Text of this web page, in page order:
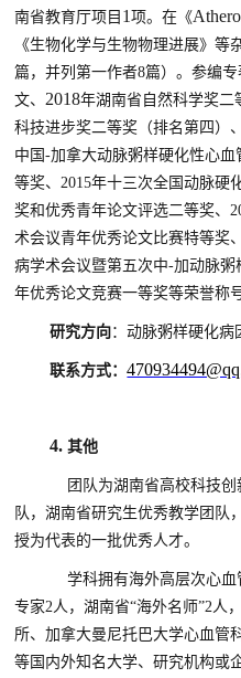
南省教育厅项目 1项。在 《
《生物化学与生物物理进展》等
篇，并列第一作者8篇）。参编专
文、 2018年湖南省自然科学奖二
科技进步奖二等奖（排名第四）
中国-加拿大动脉粥样硬化性心
等奖、 2015年十三次全国动脉硬
奖和优秀青年论文评选二等奖、
术会议青年优秀论文比赛特等奖、
病学术会议暨第五次中-加动脉粥
年优秀论文竞赛一等奖等荣誉称号
研究方向：动脉粥样硬化病
联系方式：
4.其他
团队为湖南省高校科技
队，湖南省研究生优秀教学团队
授为代表的一批优秀人才。
学科拥有海外高层次心血
专家2 人，湖南省“海外名师”2 人
所、加拿大曼尼托巴大学心血管
等 国内外知名大学、研究机构或